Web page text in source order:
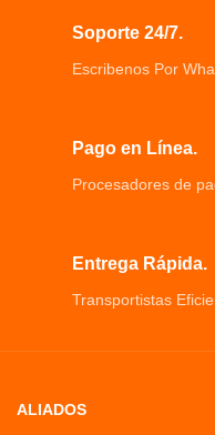
necesario cambiar las baterías
Funciona acoplándolo a una
Protege múltiples entradas
armarios y cajones
Soporte 24/7.
Escribenos Por
Pago en Línea.
Procesadores de
Entrega Rápida.
Transportistas
ALIADOS